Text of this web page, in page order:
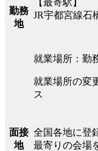
勤務
地
JR宇都宮線石
就業場所：勤
就業場所の変
ス
面接
地
全国各地に登
最寄りの会場